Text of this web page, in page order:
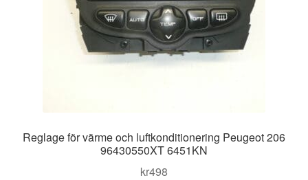
Reglage för värme och luftkonditionering Peugeot 206
96430550XT 6451KN
kr498